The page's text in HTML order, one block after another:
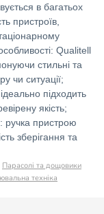
в багатьох
пристроїв,
Qualitell
стильні та
чи ситуації;
підходить
якість;
ручка пристрою
зберігання та
Парасолі та дощовики
техніка